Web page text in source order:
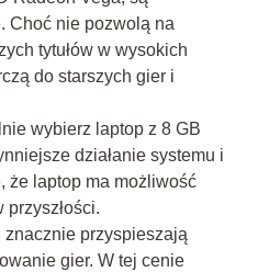
Choć nie pozwolą na
tytułów w wysokich
do starszych gier i
wybierz laptop z 8 GB
działanie systemu i
że laptop ma możliwość
znacznie przyspieszają
gier. W tej cenie